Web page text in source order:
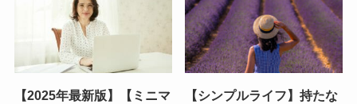
【2025年最新版】【ミニマ
【シンプルライフ】持たな